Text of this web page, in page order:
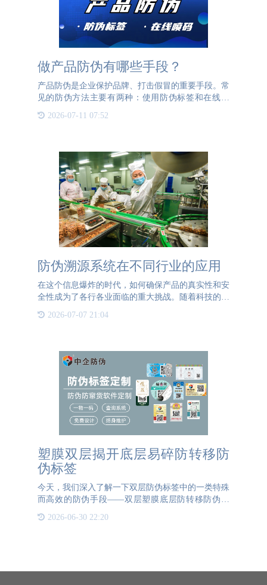
做产品防伪有哪些手段？
产品防伪是企业保护品牌、打击假冒的重要手段。常
见的防伪方法主要有两种：使用防伪标签和在线喷
都具有唯一性的一组防伪码，标签通过特殊的材料、
2026-07-11 07:52
防伪溯源系统在不同行业的应用
在这个信息爆炸的时代，如何确保产品的真实性和安
全性成为了各行各业面临的重大挑战。随着科技的进
步，防伪溯源系统应运而生，并迅速在各个领域崭露
头角。食品行业食品安全一直是公众关注的焦点。近
2026-07-07 21:04
塑膜双层揭开底层易碎防转移防
伪标签
今天，我们深入了解一下双层防伪标签中的一类特殊
而高效的防伪手段——双层塑膜底层防转移防伪标
提升了产品的真伪辨识度和安全性。其中，塑膜双层
2026-06-30 22:20